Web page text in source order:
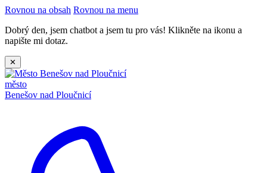
Rovnou na obsah Rovnou na menu
Dobrý den, jsem chatbot a jsem tu pro vás! Klikněte na ikonu a
napište mi dotaz.
✕
město
Benešov nad Ploučnicí